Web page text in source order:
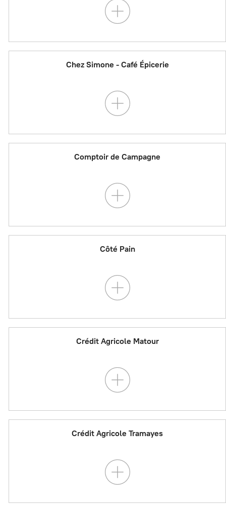
Chez Simone - Café Épicerie
Comptoir de Campagne
Côté Pain
Crédit Agricole Matour
Crédit Agricole Tramayes